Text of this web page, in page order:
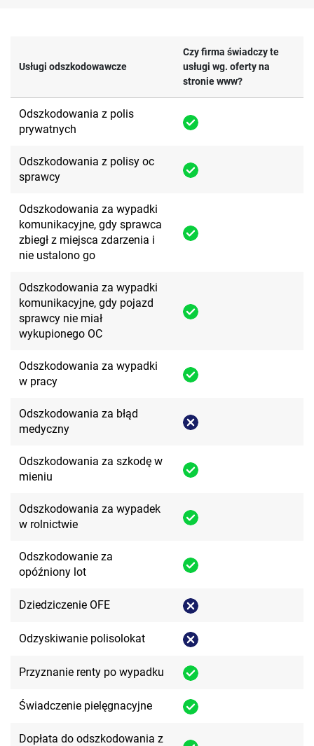
Usługi odszkodowawcze
Czy firma świadczy te
usługi wg. oferty na
stronie www?
Odszkodowania z polis
prywatnych
Odszkodowania z polisy oc
sprawcy
Odszkodowania za wypadki
komunikacyjne, gdy sprawca
zbiegł z miejsca zdarzenia i
nie ustalono go
Odszkodowania za wypadki
komunikacyjne, gdy pojazd
sprawcy nie miał
wykupionego OC
Odszkodowania za wypadki
w pracy
Odszkodowania za błąd
medyczny
Odszkodowania za szkodę w
mieniu
Odszkodowania za wypadek
w rolnictwie
Odszkodowanie za
opóźniony lot
Dziedziczenie OFE
Odzyskiwanie polisolokat
Przyznanie renty po wypadku
Świadczenie pielęgnacyjne
Dopłata do odszkodowania z